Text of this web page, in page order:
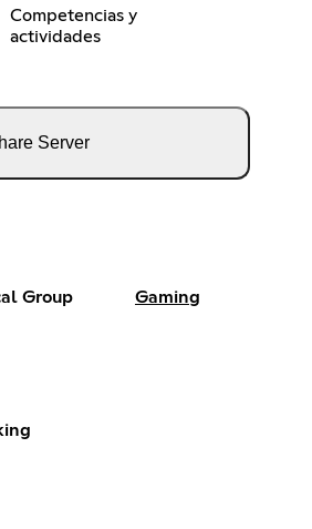
Competencias y
actividades
Server
Group Gaming